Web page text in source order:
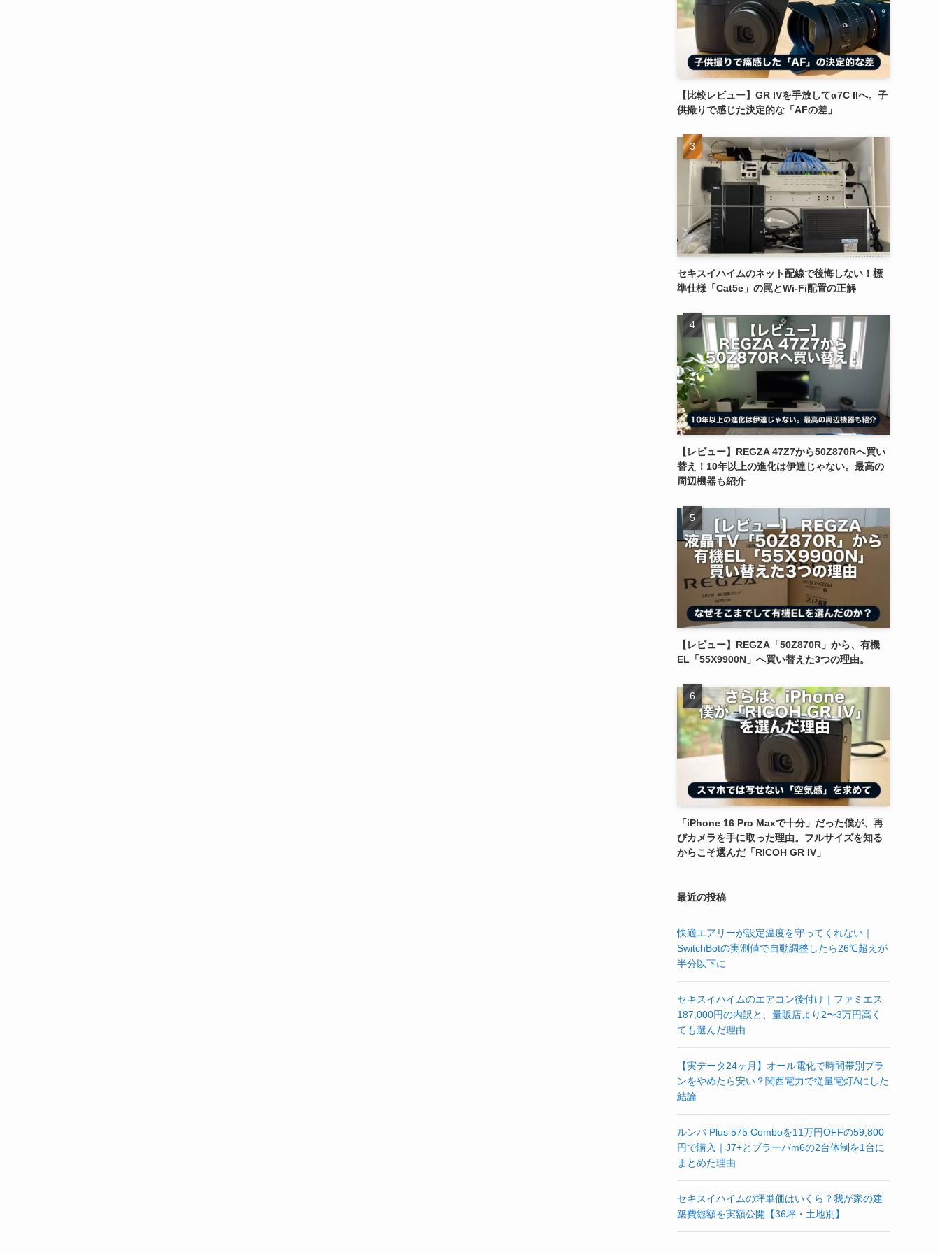
【比較レビュー】GR IVを手放してα7C IIへ。子
供撮りで感じた決定的な「AFの差」
セキスイハイムのネット配線で後悔しない！標
準仕様「Cat5e」の罠とWi-Fi配置の正解
【レビュー】REGZA 47Z7から50Z870Rへ買い
替え！10年以上の進化は伊達じゃない。最高の
周辺機器も紹介
【レビュー】REGZA「50Z870R」から、有機
EL「55X9900N」へ買い替えた3つの理由。
「iPhone 16 Pro Maxで十分」だった僕が、再
びカメラを手に取った理由。フルサイズを知る
からこそ選んだ「RICOH GR IV」
最近の投稿
快適エアリーが設定温度を守ってくれない｜
SwitchBotの実測値で自動調整したら26℃超えが
半分以下に
セキスイハイムのエアコン後付け｜ファミエス
187,000円の内訳と、量販店より2〜3万円高く
ても選んだ理由
【実データ24ヶ月】オール電化で時間帯別プラ
ンをやめたら安い？関西電力で従量電灯Aにした
結論
ルンバ Plus 575 Comboを11万円OFFの59,800
円で購入｜J7+とブラーバm6の2台体制を1台に
まとめた理由
セキスイハイムの坪単価はいくら？我が家の建
築費総額を実額公開【36坪・土地別】